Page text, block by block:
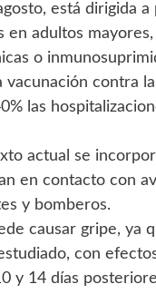
está dirigida
en adultos
o
vacunación contra
las
actual se
en contacto con
y bomberos.
causar gripe, ya
con
y 14 días